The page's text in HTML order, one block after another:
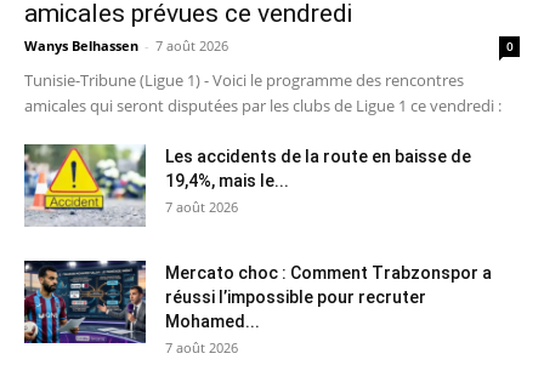
amicales prévues ce vendredi
Wanys Belhassen - 7 août 2026 0
Tunisie-Tribune (Ligue 1) - Voici le programme des rencontres
amicales qui seront disputées par les clubs de Ligue 1 ce vendredi :
Les accidents de la route en baisse de
19,4%, mais le...
7 août 2026
Mercato choc : Comment Trabzonspor a
réussi l’impossible pour recruter
Mohamed...
7 août 2026